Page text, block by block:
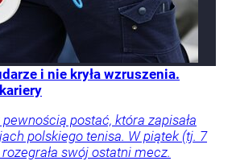
i nie kryła wzruszenia.
postać, która zapisała
polskiego tenisa. W piątek (tj. 7
swój ostatni mecz.